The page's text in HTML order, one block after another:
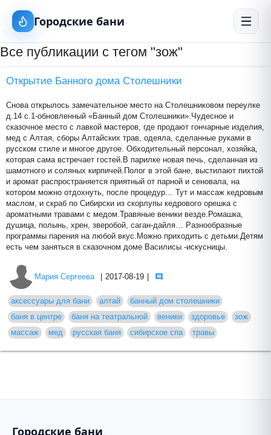
Городские бани
Все публикации с тегом "зож"
Открытие Банного дома Столешники
Снова открылось замечательное место на Столешниковом переулке
д.14 с.1-обновленный «Банный дом Столешники».Чудесное и
сказочное место с лавкой мастеров, где продают гончарные изделия,
мед с Алтая, сборы Алтайских трав, одеяла, сделанные руками в
русском стиле и многое другое. Обходительный персонал, хозяйка,
которая сама встречает гостей.В парилке новая печь, сделанная из
шамотного и соляных кирпичей.Полог в этой бане, выстилают пихтой
и аромат распространяется приятный от парной и сеновала, на
котором можно отдохнуть, после процедур… Тут и массаж кедровым
маслом, и скраб по Сибирски из скорлупы кедрового орешка с
ароматными травами с медом.Травяные веники везде.Ромашка,
душица, полынь, хрен, зверобой, саган-дайля… Разнообразные
программы парения на любой вкус.Можно приходить с детьми.Детям
есть чем заняться в сказочном доме Василисы -искусницы.
Мария Сергеева 2017-08-19
аксессуары для бани алтай
банный дом столешники
баня в центре
баня на театральной веники здоровье
зож
массаж
мед русская баня сибирское спа травы
Городские бани